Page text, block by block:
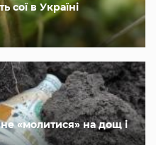
сої в Україні
«молитися» на дощ і